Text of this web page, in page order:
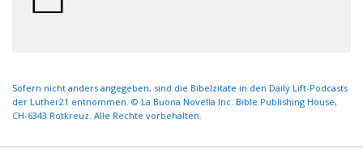
Sofern nicht anders angegeben, sind die Bibelzitate in den Daily Lift-Podcasts
der Luther21 entnommen. © La Buona Novella Inc. Bible Publishing House,
CH-6343 Rotkreuz. Alle Rechte vorbehalten.